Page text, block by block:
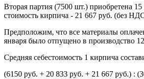
Вторая партия (7500 шт.) приобретена
стоимость кирпича - 21 667 руб. (без
Предположим, что все материалы
января было отпущено в производство
Средняя себестоимость 1 кирпича
(6150 руб. + 20 833 руб. + 21 667 руб.) :